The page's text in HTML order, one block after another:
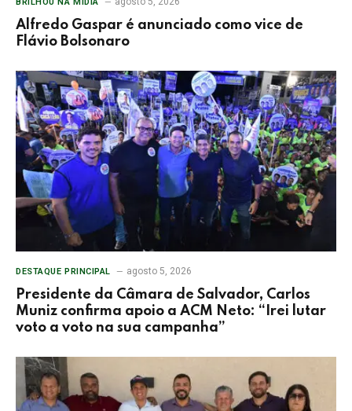
BRILHOU NA MÍDIA
Alfredo Gaspar é anunciado como vice de
Flávio Bolsonaro
DESTAQUE PRINCIPAL agosto 5, 2026
Presidente da Câmara de Salvador, Carlos
Muniz confirma apoio a ACM Neto: “Irei lutar
voto a voto na sua campanha”